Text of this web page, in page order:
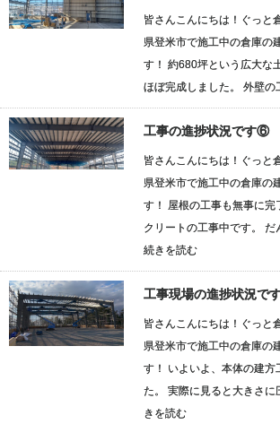
皆さんこんにちは！ぐっと
県登米市で施工中の倉庫
す！ 約680坪という広大な
ほぼ完成しました。 外壁の
工事の進捗状況です⑥
皆さんこんにちは！ぐっと
県登米市で施工中の倉庫
す！ 屋根の工事も無事に完
クリートの工事中です。 だ
続きを読む
工事現場の進捗状況で
皆さんこんにちは！ぐっと
県登米市で施工中の倉庫
す！ いよいよ、本体の建方
た。 実際に見ると大きさに
きを読む